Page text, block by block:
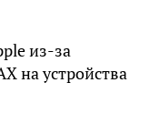
из-за
на устройства